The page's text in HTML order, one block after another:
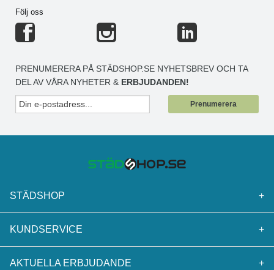
Följ oss
PRENUMERERA PÅ STÄDSHOP.SE NYHETSBREV OCH TA
DEL AV VÅRA NYHETER & ERBJUDANDEN!
Prenumerera
STÄDSHOP +
KUNDSERVICE +
AKTUELLA ERBJUDANDE +